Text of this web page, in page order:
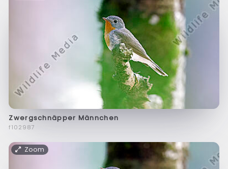
Zwergschnäpper Männchen
f102987
Zoom